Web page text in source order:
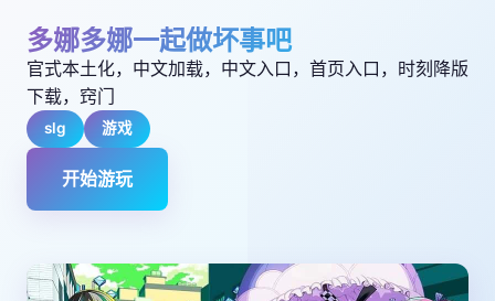
多娜多娜一起做坏事吧
官式本土化，中文加载，中文入口，首页入口，时刻降版
下载，窍门
slg 游戏
开始游玩